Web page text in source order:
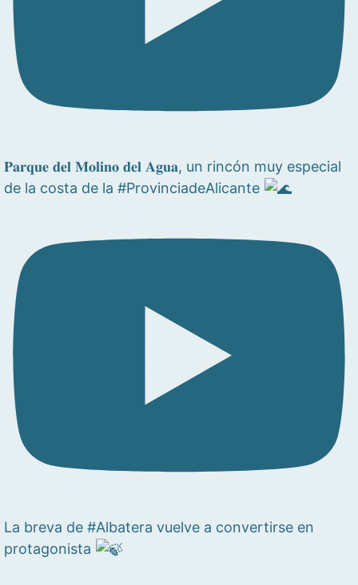
𝐏𝐚𝐫𝐪𝐮𝐞 𝐝𝐞𝐥 𝐌𝐨𝐥𝐢𝐧𝐨 𝐝𝐞𝐥 𝐀𝐠𝐮𝐚, un rincón muy especial
de la costa de la #ProvinciadeAlicante
La breva de #Albatera vuelve a convertirse en
protagonista